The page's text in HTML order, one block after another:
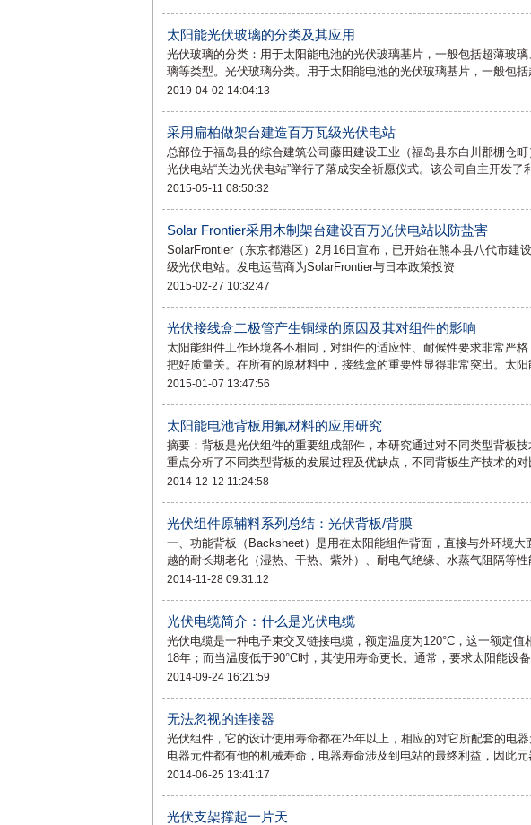
太阳能光伏玻璃的分类及其应用
光伏玻璃的分类：用于太阳能电池的光伏玻璃基片，一般包括超薄玻
璃等类型。光伏玻璃分类。用于太阳能电池的光伏玻璃基片，一般包
2019-04-02 14:04:13
采用扁柏做架台建造百万瓦级光伏电站
总部位于福岛县的综合建筑公司藤田建设工业（福岛县东白川郡棚仓
光伏电站“关边光伏电站”举行了落成安全祈愿仪式。该公司自主开发了
2015-05-11 08:50:32
Solar Frontier采用木制架台建设百万光伏电站以防盐害
SolarFrontier（东京都港区）2月16日宣布，已开始在熊本县八代市建
级光伏电站。发电运营商为SolarFrontier与日本政策投资
2015-02-27 10:32:47
光伏接线盒二极管产生铜绿的原因及其对组件的影响
太阳能组件工作环境各不相同，对组件的适应性、耐候性要求非常严
把好质量关。在所有的原材料中，接线盒的重要性显得非常突出。太
2015-01-07 13:47:56
太阳能电池背板用氟材料的应用研究
摘要：背板是光伏组件的重要组成部件，本研究通过对不同类型背板
重点分析了不同类型背板的发展过程及优缺点，不同背板生产技术的
2014-12-12 11:24:58
光伏组件原辅料系列总结：光伏背板/背膜
一、功能背板（Backsheet）是用在太阳能组件背面，直接与外环境
越的耐长期老化（湿热、干热、紫外）、耐电气绝缘、水蒸气阻隔等
2014-11-28 09:31:12
光伏电缆简介：什么是光伏电缆
光伏电缆是一种电子束交叉链接电缆，额定温度为120°C，这一额定值
18年；而当温度低于90°C时，其使用寿命更长。通常，要求太阳能设
2014-09-24 16:21:59
无法忽视的连接器
光伏组件，它的设计使用寿命都在25年以上，相应的对它所配套的电
电器元件都有他的机械寿命，电器寿命涉及到电站的最终利益，因此
2014-06-25 13:41:17
光伏支架撑起一片天